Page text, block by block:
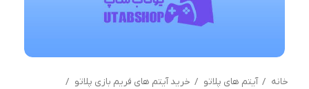
خانه آیتم های پلاتو
خرید آیتم های فریم بازی پلاتو